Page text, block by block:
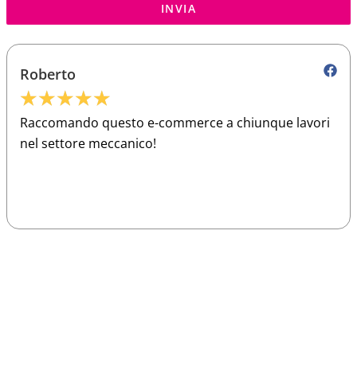
INVIA
Roberto
★★★★★
Raccomando questo e-commerce a chiunque lavori
nel settore meccanico!